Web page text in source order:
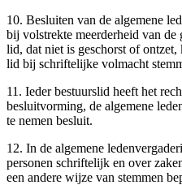
10. Besluiten van de algemene
bij volstrekte meerderheid van de
lid, dat niet is geschorst of
lid bij schriftelijke volmacht
11. Ieder bestuurslid heeft het
besluitvorming, de algemene
te nemen besluit.
12. In de algemene
personen schriftelijk en over
een andere wijze van stemmen